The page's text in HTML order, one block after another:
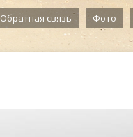
Обратная связь Фото